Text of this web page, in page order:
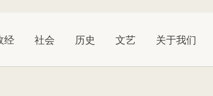
经 社会 历史 文艺 关于我们